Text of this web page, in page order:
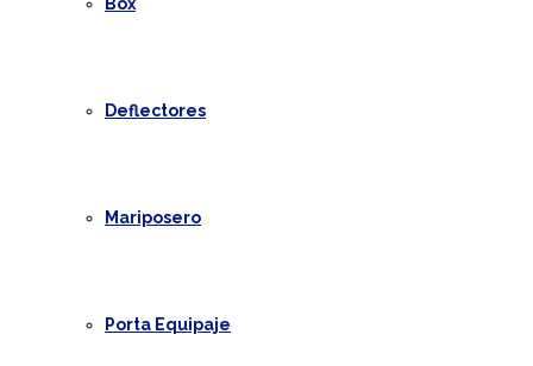
Deflectores
Mariposero
Porta Equipaje